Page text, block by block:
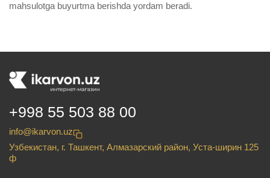
mahsulotga buyurtma berishda yordam beradi.
+998 55 503 88 00
info@ikarvon.uz
Узбекистан, г. Ташкент, Алмазарский район, Уста-ширин 125
ф